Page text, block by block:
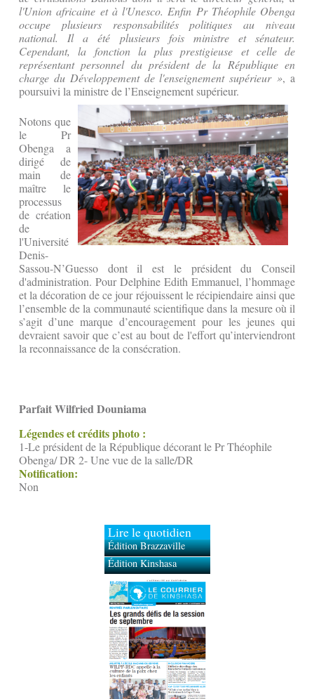
l'Union africaine et à l'Unesco. Enfin Pr Théophile Obenga
occupe plusieurs responsabilités politiques au niveau
national. Il a été plusieurs fois ministre et sénateur.
Cependant, la fonction la plus prestigieuse et celle de
représentant personnel du président de la République en
charge du Développement de l'enseignement supérieur », a
poursuivi la ministre de l’Enseignement supérieur.
Notons que
le Pr
Obenga a
dirigé de
main de
maître le
processus
de création
de
l'Université
Denis-
Sassou-N’Guesso dont il est le président du Conseil
d'administration. Pour Delphine Edith Emmanuel, l’hommage
et la décoration de ce jour réjouissent le récipiendaire ainsi que
l’ensemble de la communauté scientifique dans la mesure où il
s’agit d’une marque d’encouragement pour les jeunes qui
devraient savoir que c’est au bout de l'effort qu’interviendront
la reconnaissance de la consécration.
Parfait Wilfried Douniama
Légendes et crédits photo :
1-Le président de la République décorant le Pr Théophile
Obenga/ DR 2- Une vue de la salle/DR
Notification:
Non
Lire le quotidien
Édition Brazzaville
Édition Kinshasa